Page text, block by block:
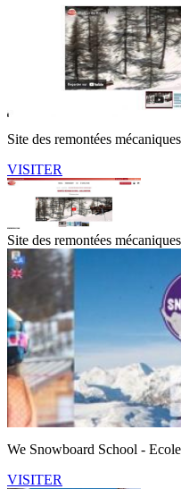
Site des remontées
VISITER
Site des remontées
We Snowboard School -
VISITER